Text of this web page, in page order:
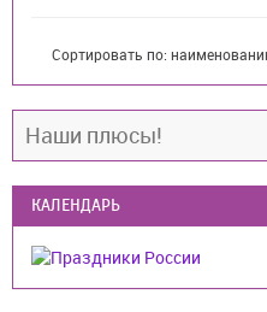
Сортировать по:
Наши плюсы!
КАЛЕНДАРЬ